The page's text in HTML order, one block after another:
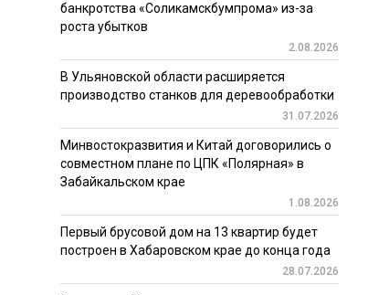
банкротства «Соликамскбумпрома» из-за
роста убытков
2.08.2026
В Ульяновской области расширяется
производство станков для деревообработки
31.07.2026
Минвостокразвития и Китай договорились о
совместном плане по ЦПК «Полярная» в
Забайкальском крае
1.08.2026
Первый брусовой дом на 13 квартир будет
построен в Хабаровском крае до конца года
28.07.2026